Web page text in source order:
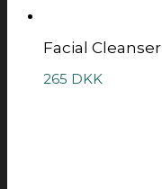
Facial Cleanser
265 DKK